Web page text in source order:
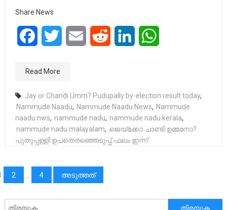
Share News
FacebookTwitter Email Reddit LinkedIn
Read More
Jay or Chandi Umm? Pudupally by-election result today,
Nammude Naadu, Nammude Naadu News, Nammude
naadu nws, nammude nadu, nammude nadu kerala,
nammude nadu malayalam, ജെയ്‌ക്കോ ചാണ്ടി ഉമ്മനോ?
പുതുപ്പള്ളി ഉപതെരഞ്ഞെടുപ്പ് ഫലം ഇന്ന്
2 4 അടുത്തത്
അനേഷിക്കുക